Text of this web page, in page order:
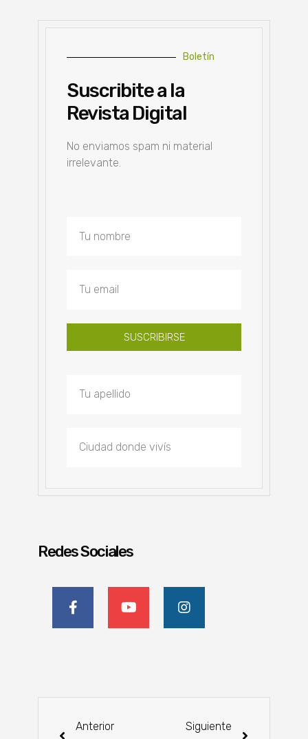
Boletín
Suscribite a la
Revista Digital
No enviamos spam ni material
irrelevante.
SUSCRIBIRSE
Redes Sociales
Anterior Siguiente